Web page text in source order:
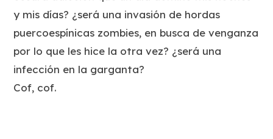
y mis días? ¿será una invasión de hordas
puercoespínicas zombies, en busca de venganza
por lo que les hice la otra vez? ¿será una
infección en la garganta?
Cof, cof.